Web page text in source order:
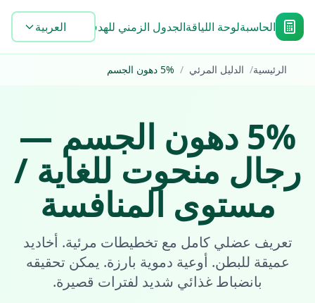
الحاسبةلوحة اللياقةالجدول الزمني للهدف Blogالأدوات
العربية
الرئيسية/ الدليل المرئي /
5% دهون الجسم
5% دهون الجسم —
رجال منحوت للغاية /
مستوى المنافسة
تعريف عضلي كامل مع تخطيطات مرئية. أخاديد
عميقة للبطن. أوعية دموية بارزة. يمكن تحقيقه
بانضباط غذائي شديد لفترات قصيرة.